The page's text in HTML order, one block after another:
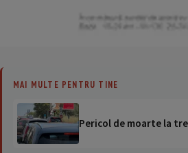
MAI MULTE PENTRU TINE
Pericol de moarte la